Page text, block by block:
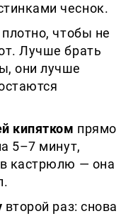
чеснок.
чтобы не
Лучше брать
они лучше
кипятком прямо
5–7 минут,
кастрюлю — она
второй раз: снова